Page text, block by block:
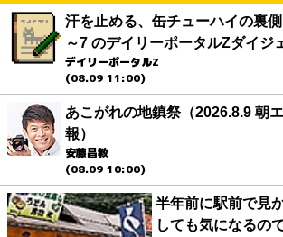
汗を止める、缶チューハイの裏
～7 のデイリーポータルZダイジ
デイリーポータルZ
(08.09 11:00)
あこがれの地鎮祭（2026.8.9 朝
報）
安藤昌教
(08.09 10:00)
半年前に駅前で見
しても気になるの